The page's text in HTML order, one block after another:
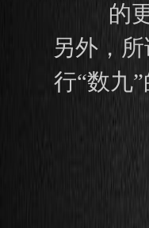
的
另外，
行“数九